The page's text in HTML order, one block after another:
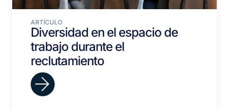
ARTÍCULO
Diversidad en el espacio de
trabajo durante el
reclutamiento